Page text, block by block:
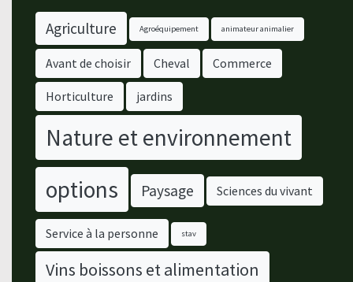
Agriculture Agroéquipement animateur animalier
Avant de choisir Cheval Commerce
Horticulture jardins
Nature et environnement
options
Paysage Sciences du vivant
Service à la personne stav
Vins boissons et alimentation